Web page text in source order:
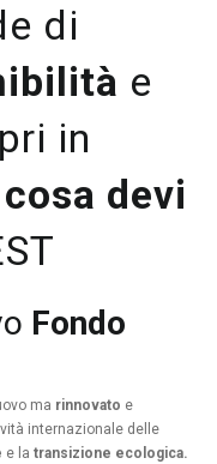
di
e
in
cosa devi
Fondo
ma rinnovato e
internazionale delle
e la transizione ecologica.